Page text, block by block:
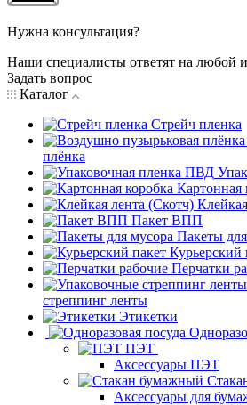
Нужна консультация?
Наши специалисты ответят на любой
Задать вопрос
Каталог
Стрейч пленка
плёнка
Картонная
Пакет ВПП
Пакеты
Курьерский
Перчатки
стреппинг ленты
Этикетки
ПЭТ
Аксессуары ПЭТ
Аксессуары для